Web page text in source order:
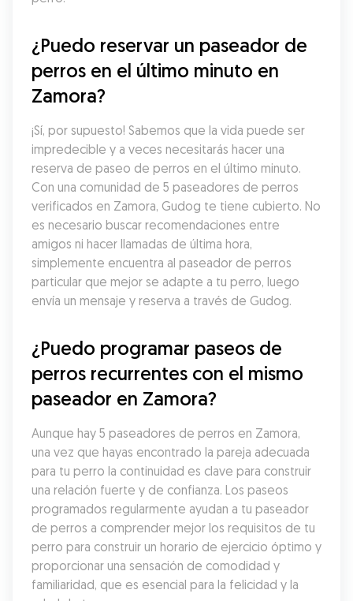
¿Puedo reservar un paseador de
perros en el último minuto en
Zamora?
¡Sí, por supuesto! Sabemos que la vida puede ser
impredecible y a veces necesitarás hacer una
reserva de paseo de perros en el último minuto.
Con una comunidad de 5 paseadores de perros
verificados en Zamora, Gudog te tiene cubierto. No
es necesario buscar recomendaciones entre
amigos ni hacer llamadas de última hora,
simplemente encuentra al paseador de perros
particular que mejor se adapte a tu perro, luego
envía un mensaje y reserva a través de Gudog.
¿Puedo programar paseos de
perros recurrentes con el mismo
paseador en Zamora?
Aunque hay 5 paseadores de perros en Zamora,
una vez que hayas encontrado la pareja adecuada
para tu perro la continuidad es clave para construir
una relación fuerte y de confianza. Los paseos
programados regularmente ayudan a tu paseador
de perros a comprender mejor los requisitos de tu
perro para construir un horario de ejercicio óptimo y
proporcionar una sensación de comodidad y
familiaridad, que es esencial para la felicidad y la